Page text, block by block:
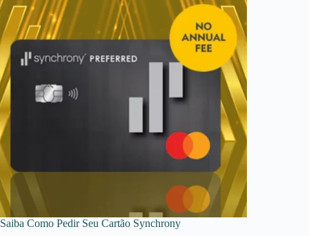
Saiba Como Pedir Seu Cartão Synchrony